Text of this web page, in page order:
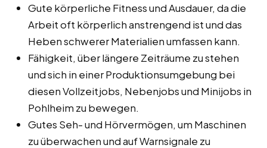
Gute körperliche Fitness und Ausdauer, da die
Arbeit oft körperlich anstrengend ist und das
Heben schwerer Materialien umfassen kann.
Fähigkeit, über längere Zeiträume zu stehen
und sich in einer Produktionsumgebung bei
diesen Vollzeitjobs, Nebenjobs und Minijobs in
Pohlheim zu bewegen.
Gutes Seh- und Hörvermögen, um Maschinen
zu überwachen und auf Warnsignale zu